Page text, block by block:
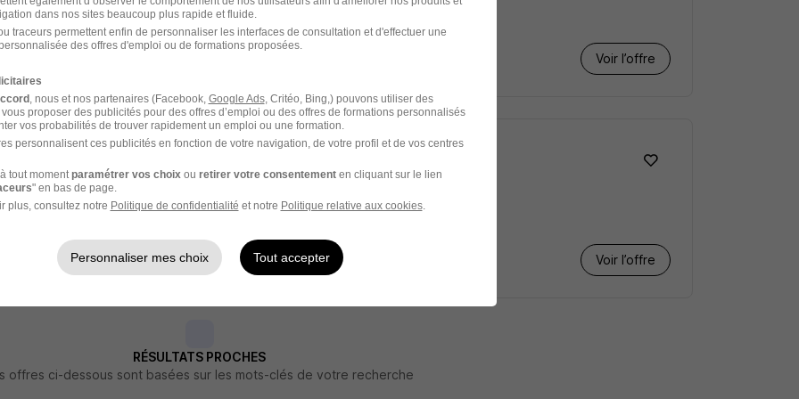
Synthe - 59 Intérim 16,50 € / heure
Voir l’offre
Arc H/F
Organisation
Voir l’offre
RÉSULTATS PROCHES
offres ci-dessous sont basées sur les mots-clés de votre recherche
dans nos sites beaucoup plus rapide et fluide.
traceurs permettent enfin de personnaliser les interfaces de consultation et d'effectuer une
des offres d'emploi ou de formations proposées.
, nous et nos partenaires (Facebook, Google Ads, Critéo, Bing,) pouvons utiliser des
proposer des publicités pour des offres d’emploi ou des offres de formations personnalisés
vos probabilités de trouver rapidement un emploi ou une formation.
personnalisent ces publicités en fonction de votre navigation, de votre profil et de vos centres
tout moment paramétrer vos choix ou retirer votre consentementen cliquant sur le lien
" en bas de page.
plus, consultez notre Politique de confidentialité et notre Politique relative aux cookies.
Personnaliser mes choix Tout accepter